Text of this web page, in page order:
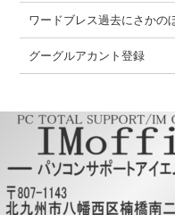
ワードブレス過去にさかの
グーグルアカント登録